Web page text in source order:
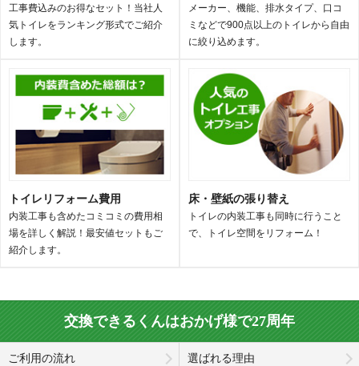
工事費込みのお得なセット！当社人
気トイレをランキング形式でご紹介
します。
メーカー、機能、排水タイプ、口コ
ミなどで900点以上のトイレから自由
に絞り込めます。
トイレリフォーム費用
内装工事も含めたコミコミの費用相
場を詳しく解説！最安値セットもご
紹介します。
床・壁紙の張り替え
トイレの内装工事も同時に行うこと
で、トイレ空間をリフォーム！
交換できるくんはおかげ様で27周年
ご利用の流れ 選ばれる理由